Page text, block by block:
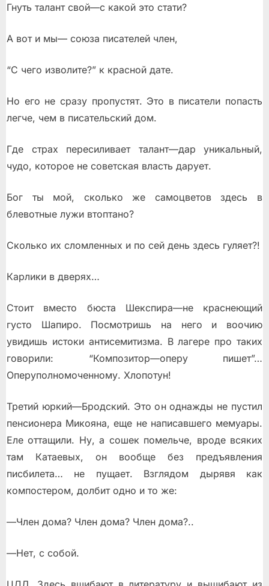
Гнуть талант свой—с какой это стати?
А вот и мы— союза писателей член,
“С чего изволите?” к красной дате.
Но его не сразу пропустят. Это в писатели попасть
легче, чем в писательский дом.
Где страх пересиливает талант—дар уникальный,
чудо, которое не советская власть дарует.
Бог ты мой, сколько же самоцветов здесь в
блевотные лужи втоптано?
Сколько их сломленных и по сей день здесь гуляет?!
Карлики в дверях…
Стоит вместо бюста Шекспира—не краснеющий
густо Шапиро. Посмотришь на него и воочию
увидишь истоки антисемитизма. В лагере про таких
говорили: “Композитор—оперу пишет”…
Оперуполномоченному. Хлопотун!
Третий юркий—Бродский. Это он однажды не пустил
пенсионера Микояна, еще не написавшего мемуары.
Еле оттащили. Ну, а сошек помельче, вроде всяких
там Катаевых, он вообще без предъявления
писбилета… не пущает. Взглядом дырявя как
компостером, долбит одно и то же:
—Член дома? Член дома? Член дома?..
—Нет, с собой.